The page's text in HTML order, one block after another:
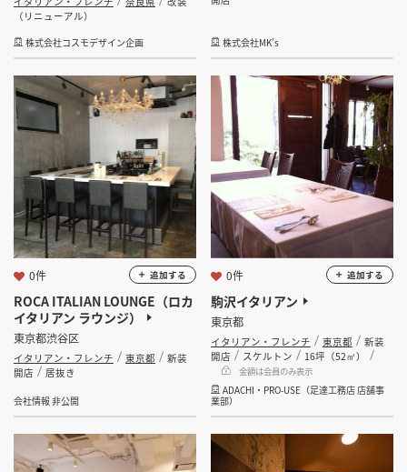
（リニューアル）
株式会社コスモデザイン企画
株式会社MK’s
ROCA ITALIAN LOUNGE（ロカ
イタリアン ラウンジ）
東京都渋谷区
イタリアン・フレンチ 東京都
新装
開店
居抜き
会社情報 非公開
0件 追加する
駒沢イタリアン
東京都
イタリアン・フレンチ 東京都
新装
開店
スケルトン 16坪（52㎡）
金額は会員のみ表示
ADACHI・PRO-USE（足達工務店 店舗事
業部）
0件 追加する